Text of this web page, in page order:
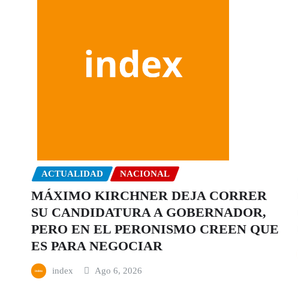
ACTUALIDAD NACIONAL
MÁXIMO KIRCHNER DEJA CORRER
SU CANDIDATURA A GOBERNADOR,
PERO EN EL PERONISMO CREEN QUE
ES PARA NEGOCIAR
index Ago 6, 2026